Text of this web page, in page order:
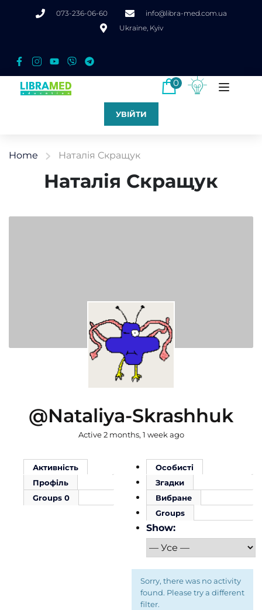
073-236-06-60
info@libra-med.com.ua
Ukraine, Kyiv
0
УВІЙТИ
Home Наталія Скращук
Наталія Скращук
@nataliya-Skrashhuk
Active 2 months, 1 week ago
Активність
Профіль
Groups 0
Особисті
Згадки
Вибране
Groups
Show:
Sorry, there was no activity
found. Please try a different
filter.